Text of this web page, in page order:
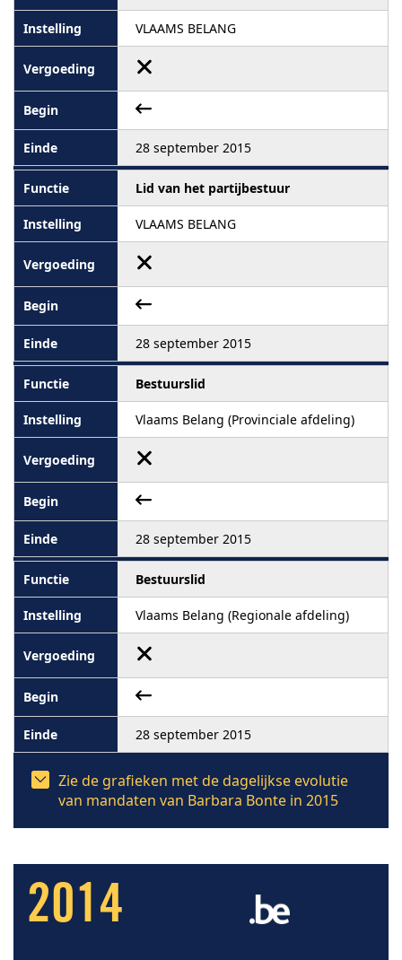
VLAAMS BELANG
28 september 2015
Lid van het partijbestuur
VLAAMS BELANG
28 september 2015
Bestuurslid
Vlaams Belang (Provinciale afdeling)
28 september 2015
Bestuurslid
Vlaams Belang (Regionale afdeling)
28 september 2015
Zie de grafieken met de dagelijkse evolutie
van mandaten van Barbara Bonte in 2015
2014